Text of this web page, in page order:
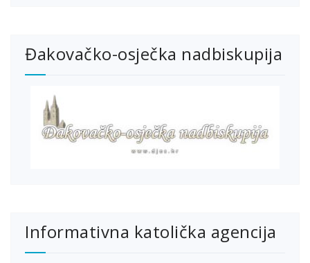
Đakovačko-osječka nadbiskupija
Informativna katolička agencija